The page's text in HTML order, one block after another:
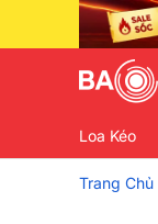
Loa Kéo
Trang Chủ